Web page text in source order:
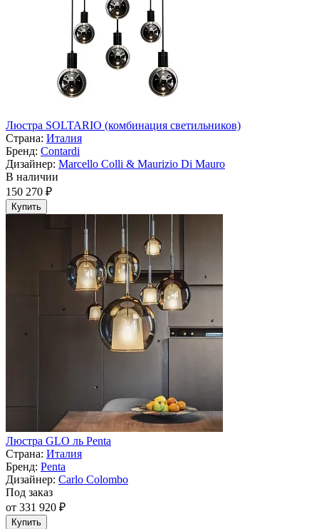
Люстра SOLTARIO (комбинация светильников)
Страна: Италия
Бренд: Contardi
Дизайнер: Marcello Colli & Maurizio Di Mauro
В наличии
150 270 ₽
Купить
Люстра GLO ль Penta
Страна: Италия
Бренд: Penta
Дизайнер: Carlo Colombo
Под заказ
от 331 920 ₽
Купить